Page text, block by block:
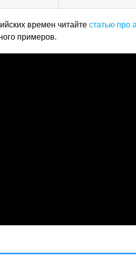
времен читайте статью про
примеров.